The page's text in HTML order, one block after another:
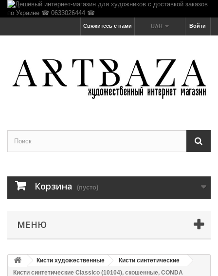
Войти
UAH
Свяжитесь с нами
Корзина (пусто)
МЕНЮ
Кисти художественные
Кисти синтетические
Кисти синтетические Classico (10104), скошенные, CONDA